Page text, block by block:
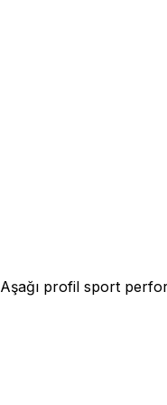
Aşağı profil sport